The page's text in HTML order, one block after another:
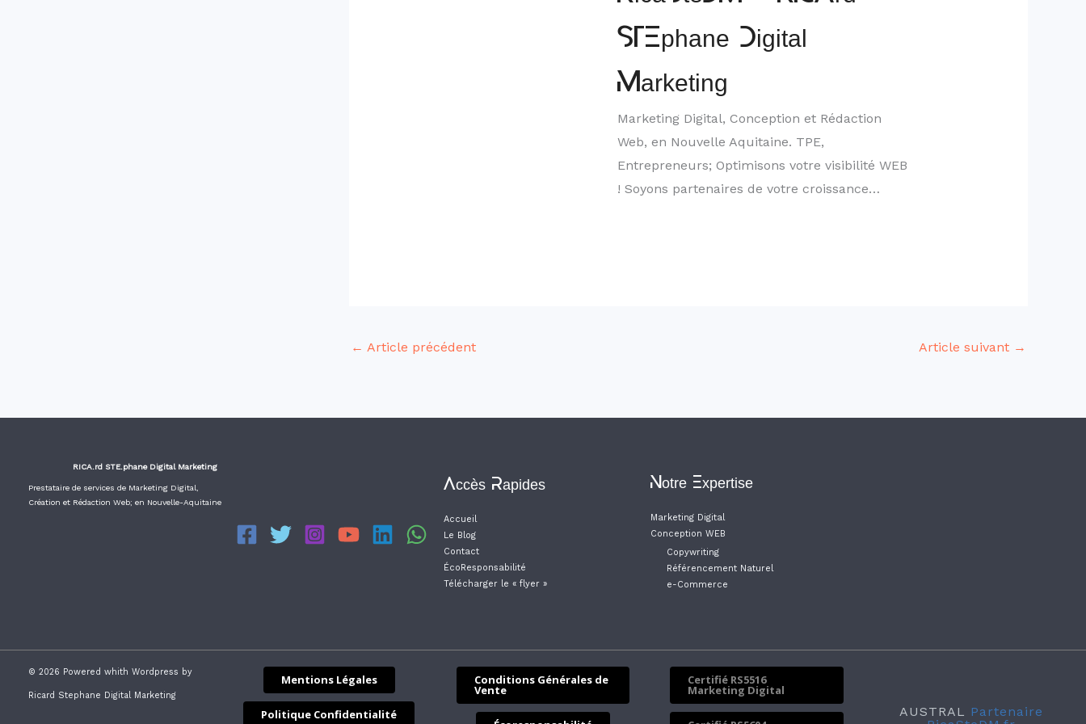
STEphane Digital
Marketing
Marketing Digital, Conception et Rédaction
Web, en Nouvelle Aquitaine. TPE,
Entrepreneurs; Optimisons votre visibilité WEB
! Soyons partenaires de votre croissance…
← Article précédent Article suivant →
RICA.rd STE.phane Digital Marketing
Prestataire de services de Marketing Digital,
Création et Rédaction Web; en Nouvelle-Aquitaine
Accès Rapides
Accueil
Le Blog
Contact
ÉcoResponsabilité
Télécharger le « flyer »
Notre Expertise
Marketing Digital
Conception WEB
Copywriting
Référencement Naturel
e-Commerce
© 2026 Powered whith Wordpress by
Ricard Stephane Digital Marketing
Mentions Légales
Politique Confidentialité
Conditions Générales de
Vente
Certifié RS5516
Marketing Digital
AUSTRAL
Partenaire